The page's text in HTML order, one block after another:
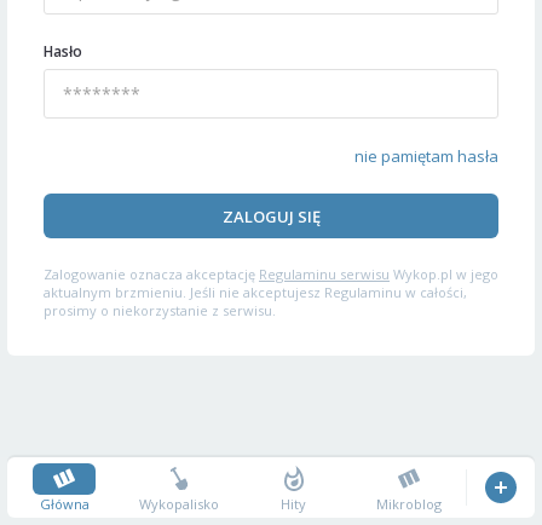
Hasło
nie pamiętam hasła
ZALOGUJ SIĘ
Zalogowanie oznacza akceptację Regulaminu serwisu Wykop.pl w jego
aktualnym brzmieniu. Jeśli nie akceptujesz Regulaminu w całości,
prosimy o niekorzystanie z serwisu.
Główna Wykopalisko Hity Mikroblog